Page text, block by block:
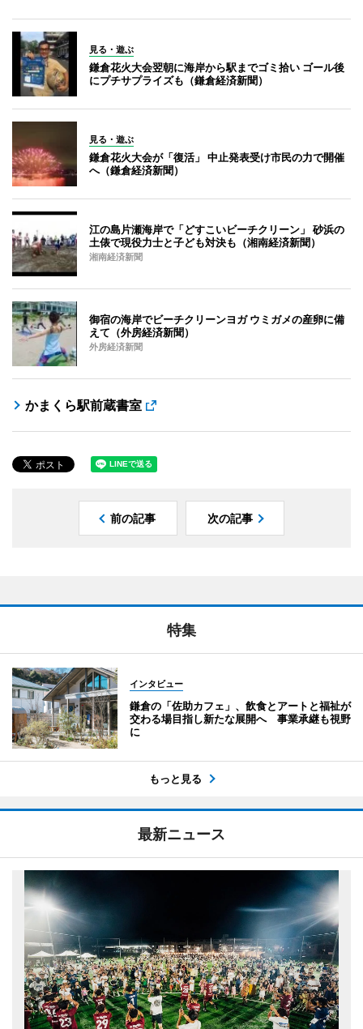
見る・遊ぶ
鎌倉花火大会翌朝に海岸から駅までゴミ拾い ゴール後
にプチサプライズも（鎌倉経済新聞）
見る・遊ぶ
鎌倉花火大会が「復活」 中止発表受け市民の力で開催
へ（鎌倉経済新聞）
江の島片瀬海岸で「どすこいビーチクリーン」 砂浜の
土俵で現役力士と子ども対決も（湘南経済新聞）
湘南経済新聞
御宿の海岸でビーチクリーンヨガ ウミガメの産卵に備
えて（外房経済新聞）
外房経済新聞
かまくら駅前蔵書室
前の記事 次の記事
特集
インタビュー
鎌倉の「佐助カフェ」、飲食とアートと福祉が
交わる場目指し新たな展開へ 事業承継も視野
に
もっと見る
最新ニュース